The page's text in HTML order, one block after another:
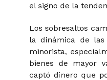
el signo de la
Los sobresaltos
la dinámica de
minorista,
bienes de mayor
captó dinero que